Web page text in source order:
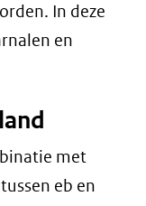
In deze
en
met
eb en